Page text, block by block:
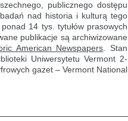
publicznego dostępu
nad historia i kulturą tego
14 tys. tytułów prasowych
publikacje są archiwizowane
American Newspapers . Stan
Uniwersytetu Vermont 2-
gazet – Vermont National